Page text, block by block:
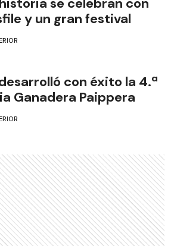
y un gran festival
con éxito la 4.ª
Ganadera Paippera